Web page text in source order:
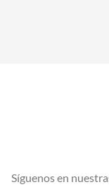
Síguenos en